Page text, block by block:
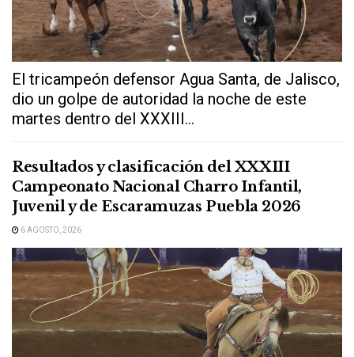
El tricampeón defensor Agua Santa, de Jalisco,
dio un golpe de autoridad la noche de este
martes dentro del XXXIII...
Resultados y clasificación del XXXIII
Campeonato Nacional Charro Infantil,
Juvenil y de Escaramuzas Puebla 2026
6 AGOSTO, 2026